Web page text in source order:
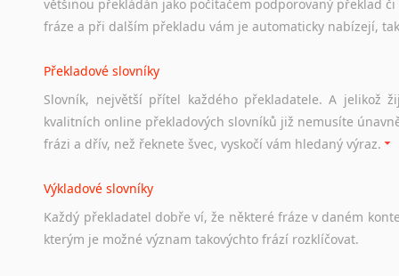
Soubor odkazů užitečných všem, kteří uvažují o studiu v
a zázemí, australské univerzity a samozřejmě i osobní
Práce v Austrálii
Odkazy poskytující cenné informace nekomerčního
hledat práci na internetu případně osobní zkušenosti
Hledáte-li
práci
stejná obecná pravidla, jako pro český životopis. Tak dost
většinou překládán jako počítačem podporovaný překlad
fráze a při dalším překladu vám je automaticky nabízejí,
Překladové slovníky
Slovník, největší přítel každého překladatele. A jelikož
kvalitních online překladových slovníků již nemusíte
frázi a dřív, než řeknete švec, vyskočí vám hledaný výraz.
Výkladové slovníky
Každý překladatel dobře ví, že některé fráze v daném
kterým je možné význam takovýchto frází rozklíčovat.